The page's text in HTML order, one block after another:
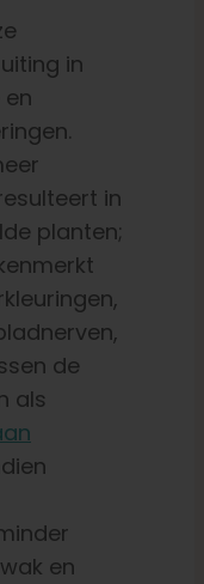
in
in
planten;
de
als
en